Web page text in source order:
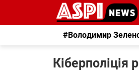
#Володимир